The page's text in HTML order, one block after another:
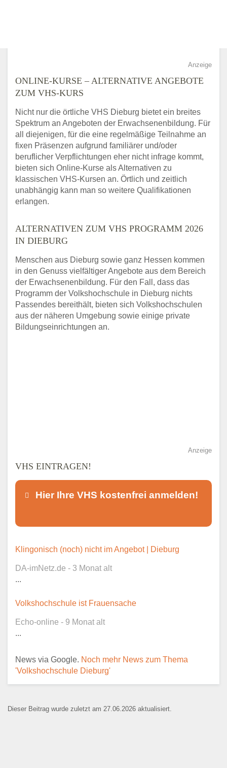
Anzeige
ONLINE-KURSE – ALTERNATIVE ANGEBOTE
ZUM VHS-KURS
Nicht nur die örtliche VHS Dieburg bietet ein breites
Spektrum an Angeboten der Erwachsenenbildung. Für
all diejenigen, für die eine regelmäßige Teilnahme an
fixen Präsenzen aufgrund familiärer und/oder
beruflicher Verpflichtungen eher nicht infrage kommt,
bieten sich Online-Kurse als Alternativen zu
klassischen VHS-Kursen an. Örtlich und zeitlich
unabhängig kann man so weitere Qualifikationen
erlangen.
ALTERNATIVEN ZUM VHS PROGRAMM 2026
IN DIEBURG
Menschen aus Dieburg sowie ganz Hessen kommen
in den Genuss vielfältiger Angebote aus dem Bereich
der Erwachsenenbildung. Für den Fall, dass das
Programm der Volkshochschule in Dieburg nichts
Passendes bereithält, bieten sich Volkshochschulen
aus der näheren Umgebung sowie einige private
Bildungseinrichtungen an.
Anzeige
VHS EINTRAGEN!
Hier Ihre VHS kostenfrei anmelden!
Dieser Teil dient lediglich zur
öffentlich sichtbar.
Ansprechpartner
E-Mail*
Klingonisch (noch) nicht im Angebot | Dieburg
DA-imNetz.de - 3 Monat alt
...
Volkshochschule ist Frauensache
Echo-online - 9 Monat alt
...
News via Google. Noch mehr News zum Thema
'Volkshochschule Dieburg'
Dieser Beitrag wurde zuletzt am 27.06.2026 aktualisiert.